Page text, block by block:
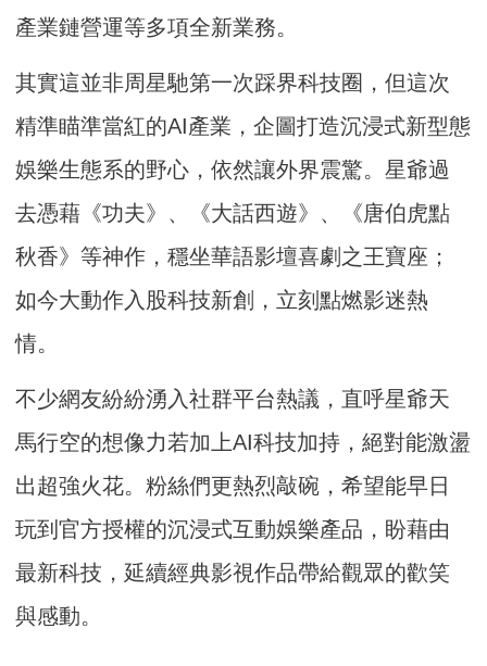
產業鏈營運等多項全新業務。
其實這並非周星馳第一次踩界科技圈，但這次
精準瞄準當紅的AI產業，企圖打造沉浸式新型態
娛樂生態系的野心，依然讓外界震驚。星爺過
去憑藉《功夫》、《大話西遊》、《唐伯虎點
秋香》等神作，穩坐華語影壇喜劇之王寶座；
如今大動作入股科技新創，立刻點燃影迷熱
情。
不少網友紛紛湧入社群平台熱議，直呼星爺天
馬行空的想像力若加上AI科技加持，絕對能激盪
出超強火花。粉絲們更熱烈敲碗，希望能早日
玩到官方授權的沉浸式互動娛樂產品，盼藉由
最新科技，延續經典影視作品帶給觀眾的歡笑
與感動。